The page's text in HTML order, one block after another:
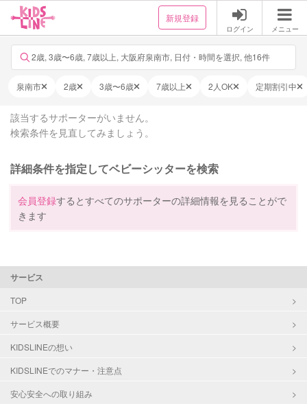
新規登録
ログイン メニュー
2歳, 3歳〜6歳, 7歳以上, 大阪府泉南市, 日付・時間を選択, 他16件
泉南市 2歳 3歳〜6歳 7歳以上 2人OK 定期割引中
該当するサポーターがいません。
検索条件を見直してみましょう。
詳細条件を指定してベビーシッターを検索
会員登録するとすべてのサポーターの詳細情報を見ることがで
きます
サービス
TOP
サービス概要
KIDSLINEの想い
KIDSLINEでのマナー・注意点
安心安全への取り組み